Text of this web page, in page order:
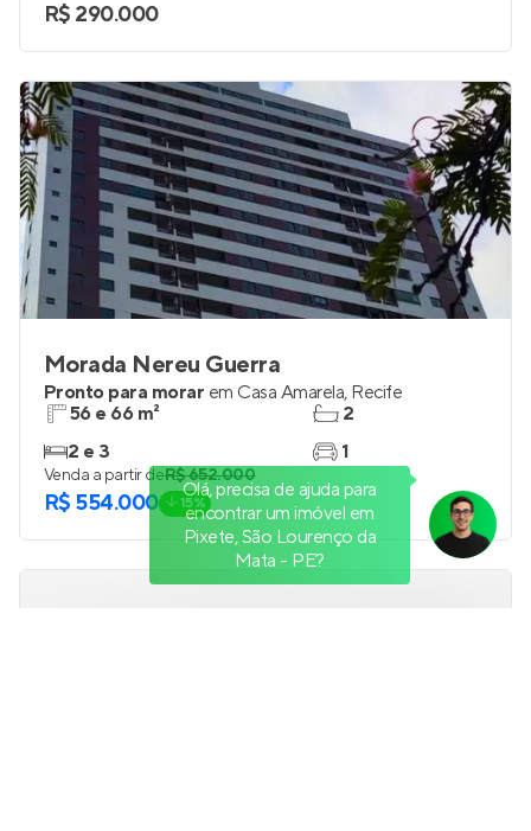
R$ 290.000
Morada Nereu Guerra
Pronto para morar em Casa Amarela, Recife
56 e 66 m²
2 e 3
2
1
Venda a partir deR$ 652.000
R$ 554.000 15%
Olá, precisa de ajuda para
encontrar um imóvel em
Pixete, São Lourenço da
Mata - PE?